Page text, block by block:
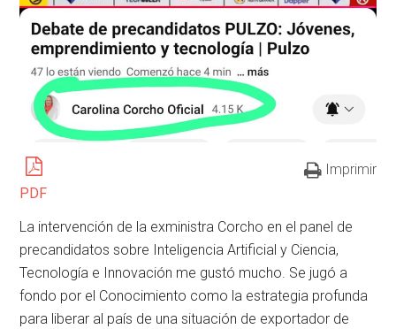
PDF
Imprimir
La intervención de la exministra Corcho en el panel de
precandidatos sobre Inteligencia Artificial y Ciencia,
Tecnología e Innovación me gustó mucho. Se jugó a
fondo por el Conocimiento como la estrategia profunda
para liberar al país de una situación de exportador de